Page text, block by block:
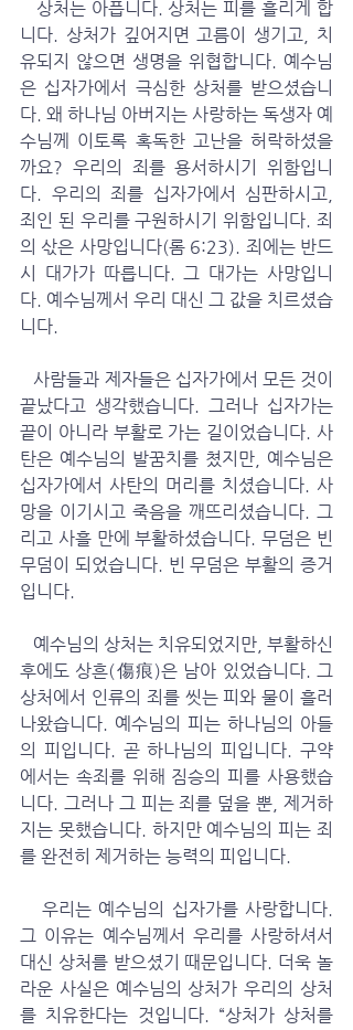
니다. 상처가 깊어지면 고름이 생기고, 치
유되지 않으면 생명을 위협합니다. 예수님
은 십자가에서 극심한 상처를 받으셨습니
다. 왜 하나님 아버지는 사랑하는 독생자 예
수님께 이토록 혹독한 고난을 허락하셨을
까요? 우리의 죄를 용서하시기 위함입니
다. 우리의 죄를 십자가에서 심판하시고,
죄인 된 우리를 구원하시기 위함입니다. 죄
의 삯은 사망입니다(롬 6:23). 죄에는 반드
시 대가가 따릅니다. 그 대가는 사망입니
다. 예수님께서 우리 대신 그 값을 치르셨습
니다.
끝났다고 생각했습니다. 그러나 십자가는
끝이 아니라 부활로 가는 길이었습니다. 사
탄은 예수님의 발꿈치를 쳤지만, 예수님은
십자가에서 사탄의 머리를 치셨습니다. 사
망을 이기시고 죽음을 깨뜨리셨습니다. 그
리고 사흘 만에 부활하셨습니다. 무덤은 빈
무덤이 되었습니다. 빈 무덤은 부활의 증거
입니다.
후에도 상흔(傷痕)은 남아 있었습니다. 그
상처에서 인류의 죄를 씻는 피와 물이 흘러
나왔습니다. 예수님의 피는 하나님의 아들
의 피입니다. 곧 하나님의 피입니다. 구약
에서는 속죄를 위해 짐승의 피를 사용했습
니다. 그러나 그 피는 죄를 덮을 뿐, 제거하
지는 못했습니다. 하지만 예수님의 피는 죄
를 완전히 제거하는 능력의 피입니다.
그 이유는 예수님께서 우리를 사랑하셔서
대신 상처를 받으셨기 때문입니다. 더욱 놀
라운 사실은 예수님의 상처가 우리의 상처
를 치유한다는 것입니다. “상처가 상처를